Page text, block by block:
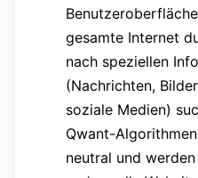
gesamte Internet
nach speziellen
(Nachrichten,
soziale Medien)
Qwant-
neutral und